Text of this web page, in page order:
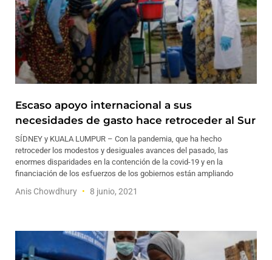
Escaso apoyo internacional a sus
necesidades de gasto hace retroceder al Sur
SÍDNEY y KUALA LUMPUR – Con la pandemia, que ha hecho
retroceder los modestos y desiguales avances del pasado, las
enormes disparidades en la contención de la covid-19 y en la
financiación de los esfuerzos de los gobiernos están ampliando
Anis Chowdhury 8 junio, 2021